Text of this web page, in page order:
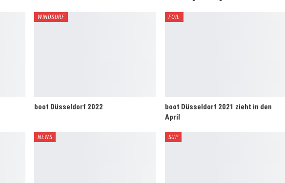
WINDSURF
boot Düsseldorf 2022
FOIL
boot Düsseldorf 2021 zieht in den
April
NEWS SUP